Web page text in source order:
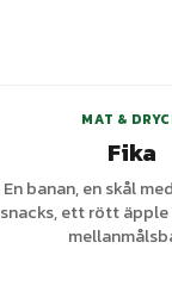
MAT &
Fika
En banan, en skål
snacks, ett rött äpple